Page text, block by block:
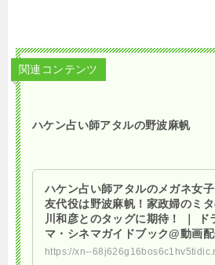
関連コンテンツ
ハケン占い師アタルの野波麻帆
ハケン占い師アタルのメガネ女
友代役は野波麻帆！家政婦のミ
川和彦とのタッグに期待！ ｜ ド
マ・シネマガイドブック@動画
https://xn--